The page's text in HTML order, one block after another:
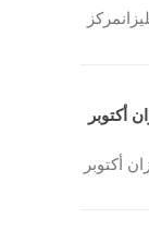
أكتوبر
أكتوبر